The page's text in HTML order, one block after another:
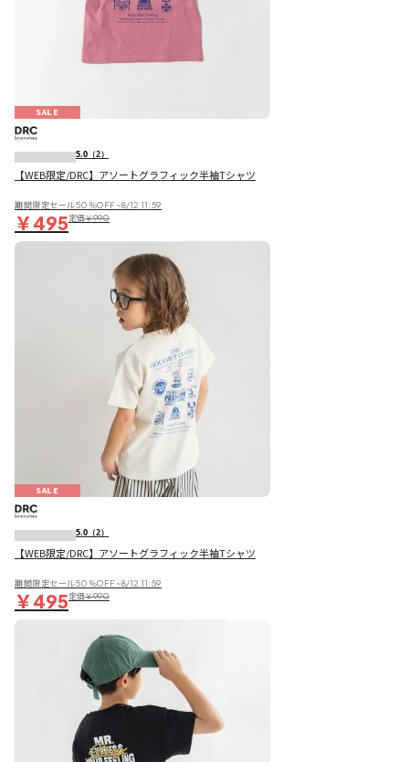
SALE
5.0 （2）
【WEB限定/DRC】アソートグラフィック半袖Tシャツ
期間限定セール50％OFF~8/12 11:59
￥495定価￥990
SALE
5.0 （2）
【WEB限定/DRC】アソートグラフィック半袖Tシャツ
期間限定セール50％OFF~8/12 11:59
￥495定価￥990